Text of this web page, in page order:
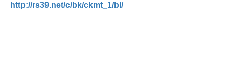
http://rs39.net/c/bk/ckmt_1/bl/